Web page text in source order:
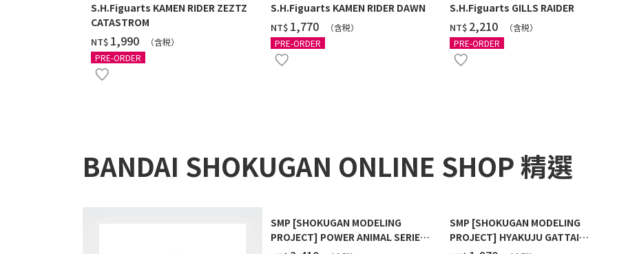
S.H.Figuarts KAMEN RIDER ZEZTZ
CATASTROM
NT$ ‌1,990
（含税）
PRE-ORDER
S.H.Figuarts KAMEN RIDER DAWN
NT$ ‌1,770
（含税）
PRE-ORDER
S.H.Figuarts GILLS RAIDER
NT$ ‌2,210
（含税）
PRE-ORDER
BANDAI SHOKUGAN ONLINE SHOP 精選
SMP [SHOKUGAN MODELING
PROJECT] POWER ANIMAL SERIES
EXTRA FULL SET W/O GUM (WITH
SMP [SHOKUGAN MODELING
PROJECT] HYAKUJU GATTAI
GAOKING W/O GUM